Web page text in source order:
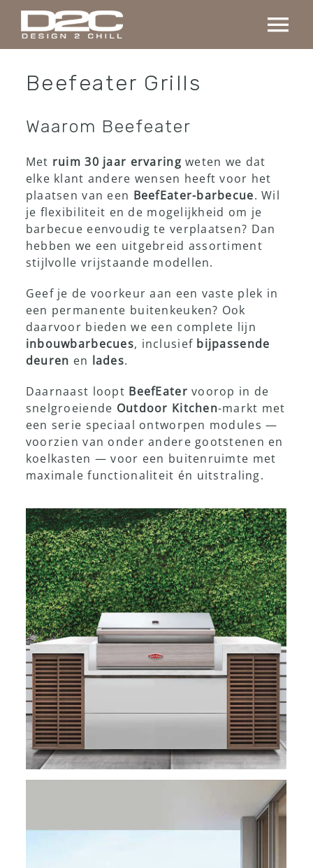
naar
inhoud
Collectie
Maatwerk
Projecten
Over ons
Contact
Showroom
Beefeater Grills
Waarom Beefeater
Met ruim 30 jaar ervaring weten we dat
elke klant andere wensen heeft voor het
plaatsen van een BeefEater-barbecue. Wil
je flexibiliteit en de mogelijkheid om je
barbecue eenvoudig te verplaatsen? Dan
hebben we een uitgebreid assortiment
stijlvolle vrijstaande modellen.
Geef je de voorkeur aan een vaste plek in
een permanente buitenkeuken? Ook
daarvoor bieden we een complete lijn
inbouwbarbecues, inclusief bijpassende
deuren en lades.
Daarnaast loopt BeefEater voorop in de
snelgroeiende Outdoor Kitchen-markt met
een serie speciaal ontworpen modules —
voorzien van onder andere gootstenen en
koelkasten — voor een buitenruimte met
maximale functionaliteit én uitstraling.